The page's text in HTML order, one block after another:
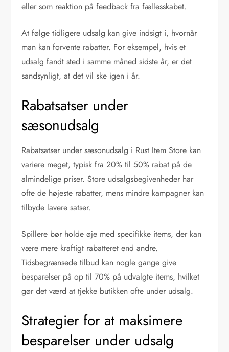
eller som reaktion på feedback fra fællesskabet.
At følge tidligere udsalg kan give indsigt i, hvornår
man kan forvente rabatter. For eksempel, hvis et
udsalg fandt sted i samme måned sidste år, er det
sandsynligt, at det vil ske igen i år.
Rabatsatser under
sæsonudsalg
Rabatsatser under sæsonudsalg i Rust Item Store kan
variere meget, typisk fra 20% til 50% rabat på de
almindelige priser. Store udsalgsbegivenheder har
ofte de højeste rabatter, mens mindre kampagner kan
tilbyde lavere satser.
Spillere bør holde øje med specifikke items, der kan
være mere kraftigt rabatteret end andre.
Tidsbegrænsede tilbud kan nogle gange give
besparelser på op til 70% på udvalgte items, hvilket
gør det værd at tjekke butikken ofte under udsalg.
Strategier for at maksimere
besparelser under udsalg